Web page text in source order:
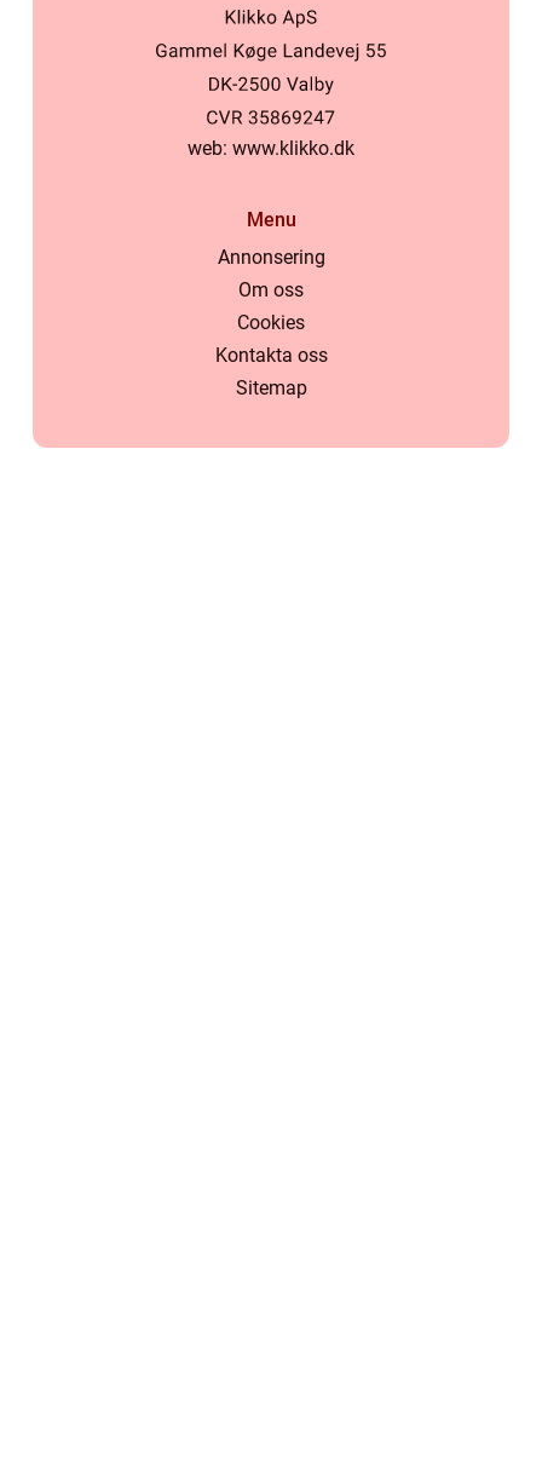
web: www.klikko.dk
Menu
Annonsering
Om oss
Cookies
Kontakta oss
Sitemap